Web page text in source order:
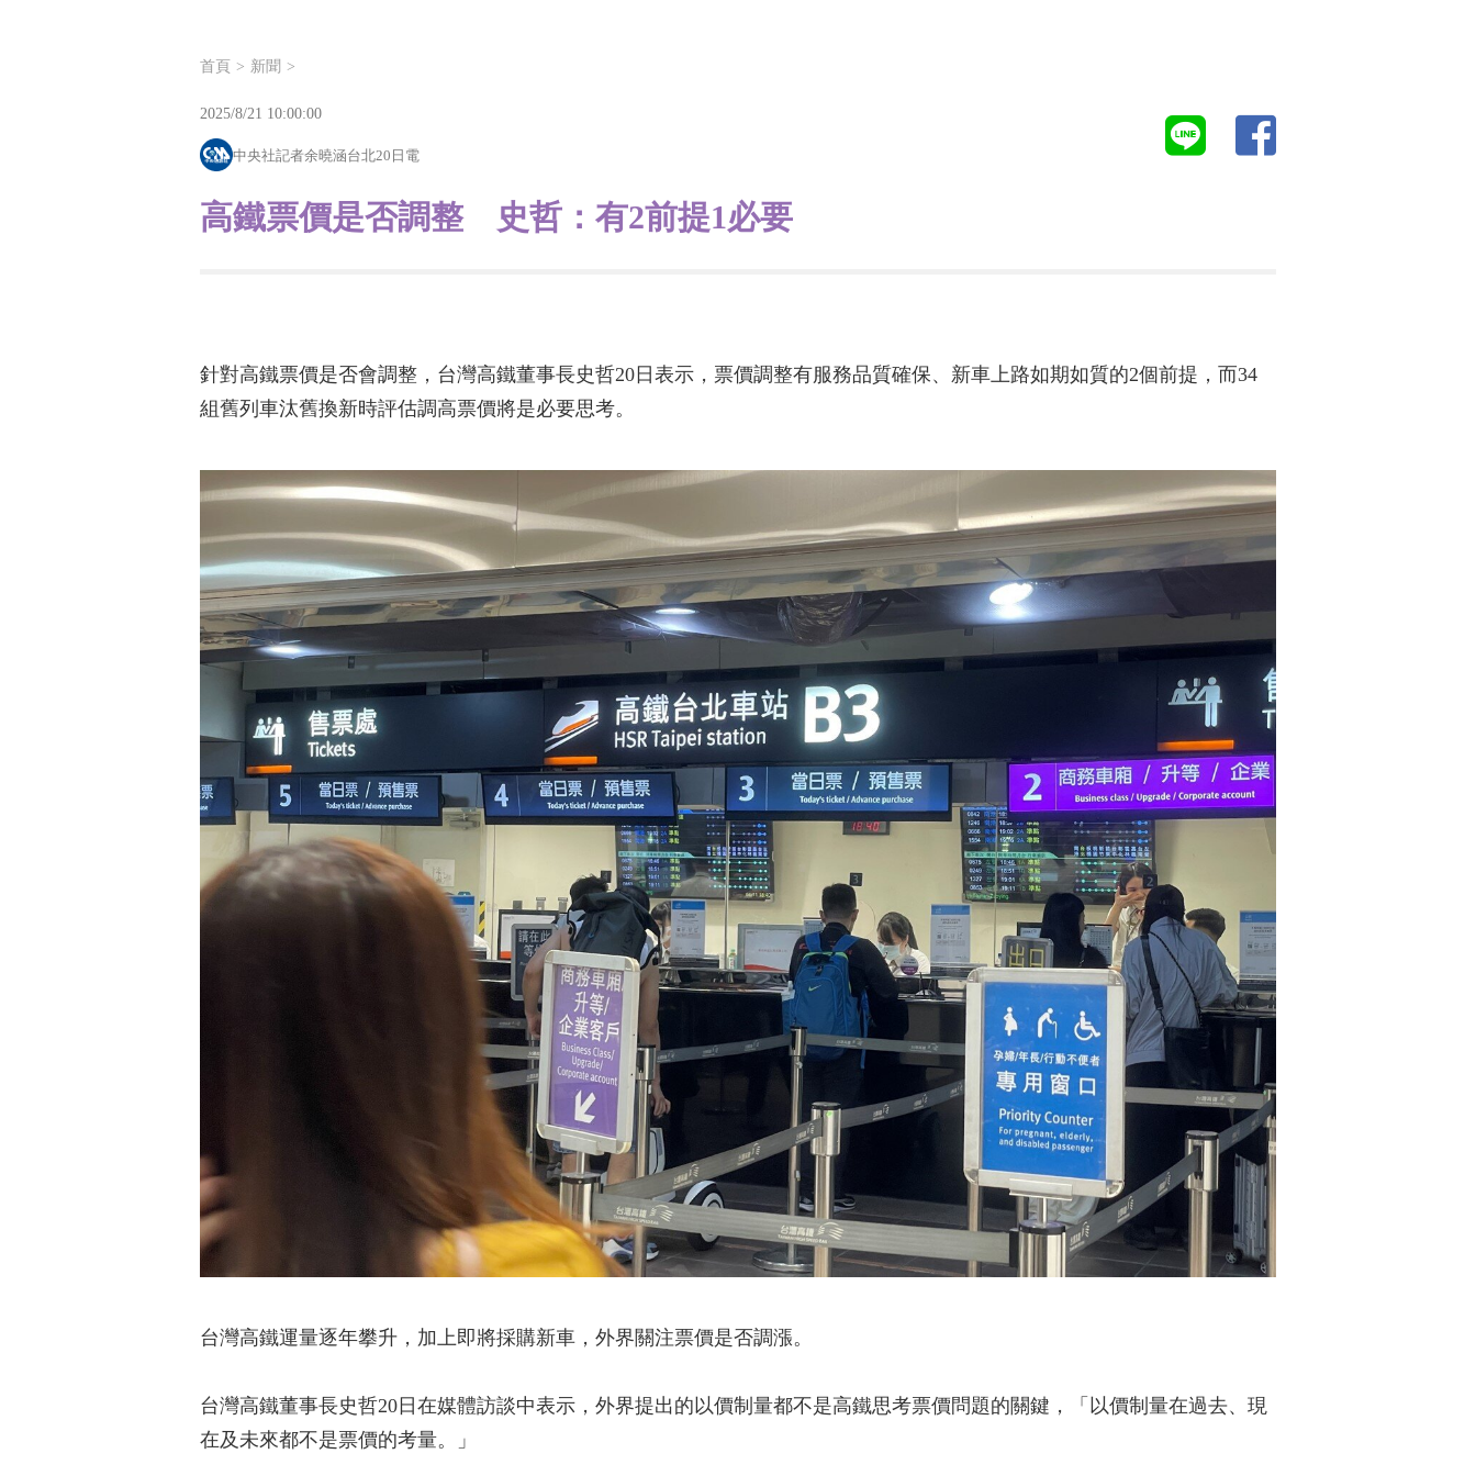
首頁 新聞
高鐵票價是否調整 史哲：有2前提1必要
2025/8/21 10:00:00
中央社記者余曉涵台北20日電
針對高鐵票價是否會調整，台灣高鐵董事長史哲20日表示，票價調整有服務品質確保、新車上路如期如質的2個前提，而34
組舊列車汰舊換新時評估調高票價將是必要思考。
台灣高鐵運量逐年攀升，加上即將採購新車，外界關注票價是否調漲。
台灣高鐵董事長史哲20日在媒體訪談中表示，外界提出的以價制量都不是高鐵思考票價問題的關鍵，「以價制量在過去、現
在及未來都不是票價的考量。」